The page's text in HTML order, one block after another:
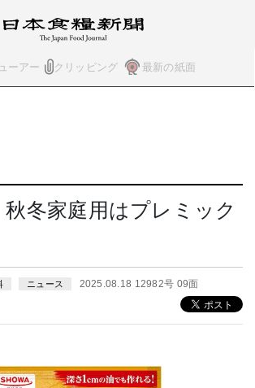
ーアー クリッピング 最新の紙面
秋冬家庭用はプレミック
ニュース 2025.08.18 12982号 09面